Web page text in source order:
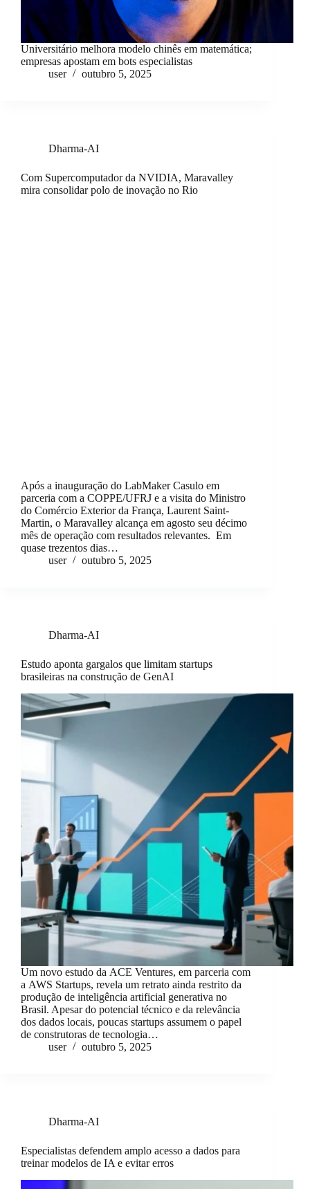
Universitário melhora modelo chinês em matemática;
empresas apostam em bots especialistas
user
outubro 5, 2025
Dharma-AI
Com Supercomputador da NVIDIA, Maravalley
mira consolidar polo de inovação no Rio
Após a inauguração do LabMaker Casulo em
parceria com a COPPE/UFRJ e a visita do Ministro
do Comércio Exterior da França, Laurent Saint-
Martin, o Maravalley alcança em agosto seu décimo
mês de operação com resultados relevantes. Em
quase trezentos dias…
user
outubro 5, 2025
Dharma-AI
Estudo aponta gargalos que limitam startups
brasileiras na construção de GenAI
Um novo estudo da ACE Ventures, em parceria com
a AWS Startups, revela um retrato ainda restrito da
produção de inteligência artificial generativa no
Brasil. Apesar do potencial técnico e da relevância
dos dados locais, poucas startups assumem o papel
de construtoras de tecnologia…
user
outubro 5, 2025
Dharma-AI
Especialistas defendem amplo acesso a dados para
treinar modelos de IA e evitar erros